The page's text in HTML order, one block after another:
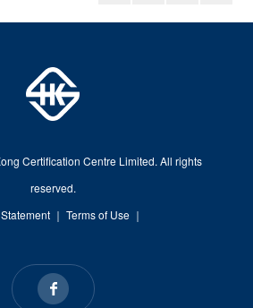
Certification Centre Limited. All rights
reserved.
｜ Terms of Use ｜